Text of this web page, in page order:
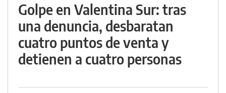
Golpe en Valentina Sur: tras
una denuncia, desbaratan
cuatro puntos de venta y
detienen a cuatro personas